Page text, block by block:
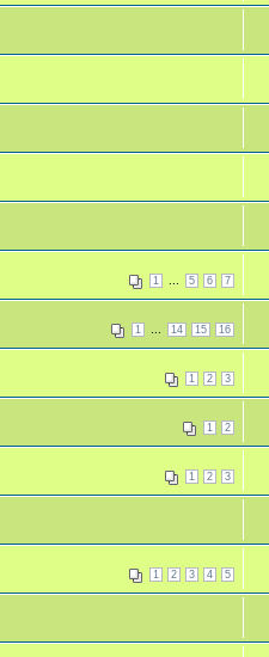
1 5 6 7
1 14 15 16
1 2 3
1 2
1 2 3
1 2 3 4 5